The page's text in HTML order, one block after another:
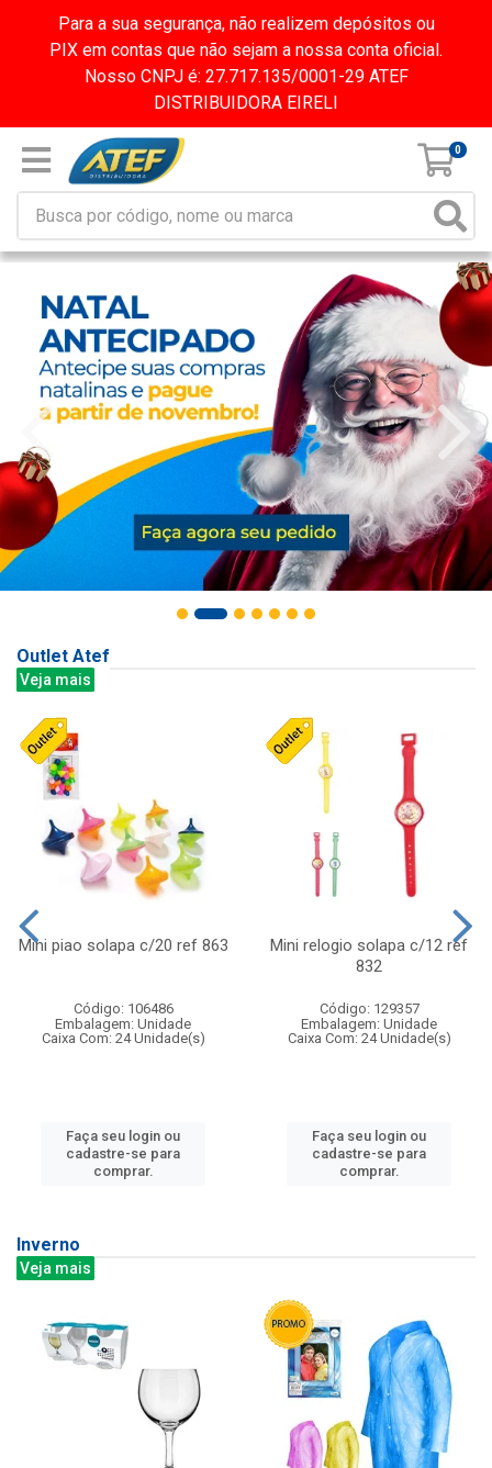
Para a sua segurança, não realizem depósitos ou
PIX em contas que não sejam a nossa conta oficial.
Nosso CNPJ é: 27.717.135/0001-29 ATEF
DISTRIBUIDORA EIRELI
0
Outlet Atef
Veja mais
Mini piao solapa c/20 ref 863
Código: 106486
Embalagem: Unidade
Caixa Com: 24 Unidade(s)
Faça seu login ou
cadastre-se para
comprar.
Mini relogio solapa c/12 ref
832
Código: 129357
Embalagem: Unidade
Caixa Com: 24 Unidade(s)
Faça seu login ou
cadastre-se para
comprar.
Inverno
Veja mais